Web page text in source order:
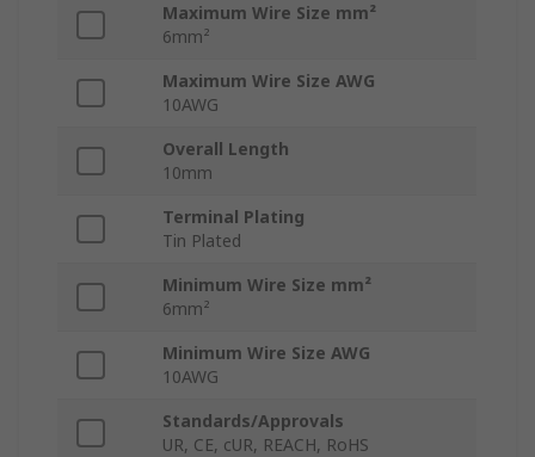
Maximum Wire Size mm²
6mm²
Maximum Wire Size AWG
10AWG
Overall Length
10mm
Terminal Plating
Tin Plated
Minimum Wire Size mm²
6mm²
Minimum Wire Size AWG
10AWG
Standards/Approvals
UR, CE, cUR, REACH, RoHS